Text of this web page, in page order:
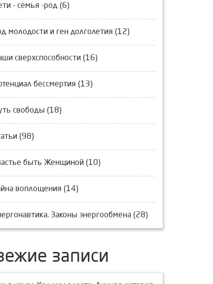
- семья -род (6)
молодости и ген долголетия (12)
сверхспособности (16)
бессмертия (13)
свободы (18)
(98)
быть Женщиной (10)
воплощения (14)
Законы энергообмена (28)
записи